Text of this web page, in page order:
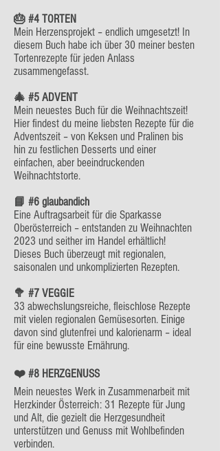
🎂 #4 TORTEN
Mein Herzensprojekt – endlich umgesetzt! In
diesem Buch habe ich über 30 meiner besten
Tortenrezepte für jeden Anlass
zusammengefasst.
🎄 #5 ADVENT
Mein neuestes Buch für die Weihnachtszeit!
Hier findest du meine liebsten Rezepte für die
Adventszeit – von Keksen und Pralinen bis
hin zu festlichen Desserts und einer
einfachen, aber beeindruckenden
Weihnachtstorte.
📘 #6 glaubandich
Eine Auftragsarbeit für die Sparkasse
Oberösterreich – entstanden zu Weihnachten
2023 und seither im Handel erhältlich!
Dieses Buch überzeugt mit regionalen,
saisonalen und unkomplizierten Rezepten.
🥦 #7 VEGGIE
33 abwechslungsreiche, fleischlose Rezepte
mit vielen regionalen Gemüsesorten. Einige
davon sind glutenfrei und kalorienarm – ideal
für eine bewusste Ernährung.
❤️ #8 HERZGENUSS
Mein neuestes Werk in Zusammenarbeit mit
Herzkinder Österreich: 31 Rezepte für Jung
und Alt, die gezielt die Herzgesundheit
unterstützen und Genuss mit Wohlbefinden
verbinden.